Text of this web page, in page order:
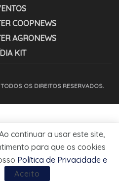
COOPNEWS
AGRONEWS
KIT
OS DIREITOS RESERVADOS.
continuar a usar este site,
para que os cookies
Política de Privacidade e
Aceito